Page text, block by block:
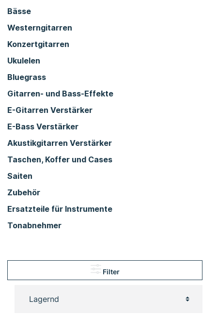
Bässe
Westerngitarren
Konzertgitarren
Ukulelen
Bluegrass
Gitarren- und Bass-Effekte
E-Gitarren Verstärker
E-Bass Verstärker
Akustikgitarren Verstärker
Taschen, Koffer und Cases
Saiten
Zubehör
Ersatzteile für Instrumente
Tonabnehmer
Filter